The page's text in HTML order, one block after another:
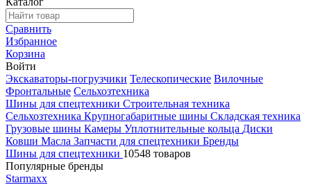
Сравнить
Избранное
Корзина
Войти
Экскаваторы-погрузчики Телескопические Вилочные
Фронтальные Сельхозтехника
Шины для спецтехники Строительная техника
Сельхозтехника Крупногабаритные шины Складская техника
Грузовые шины Камеры Уплотнительные кольца Диски
Ковши Масла Запчасти для спецтехники Бренды
Шины для спецтехники 10548 товаров
Популярные бренды
Starmaxx